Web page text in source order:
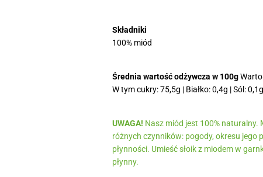
Składniki
100% miód
Średnia wartość odżywcza w 100g
W tym cukry: 75,5g | Białko: 0,4g | Sól: 0,1g
UWAGA! Nasz miód jest 100% naturalny.
różnych czynników: pogody, okresu jego
płynności. Umieść słoik z miodem w
płynny.